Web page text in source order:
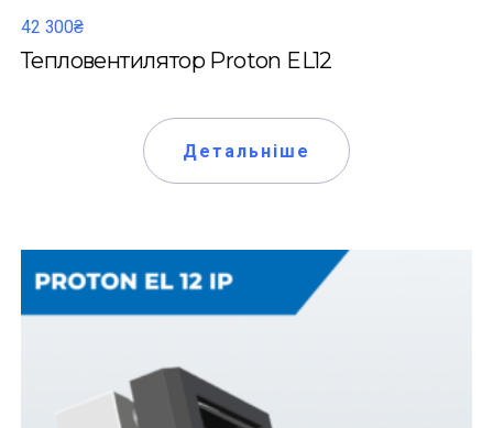
42 300₴
Тепловентилятор Proton EL12
Детальніше